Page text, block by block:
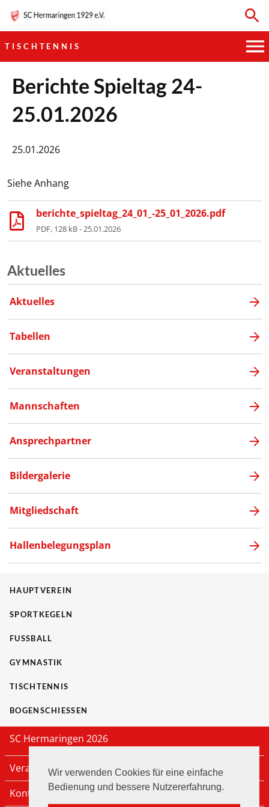
Wir verwenden Cookies für eine einfache
Bedienung und bessere Nutzererfahrung.
TISCHTENNIS
HAUPTVEREIN
SPORTKEGELN
TISCHTENNIS
BOGENSCHIESSEN
Berichte Spieltag 24-
25.01.2026
25.01.2026
Siehe Anhang
berichte_spieltag_24_01_-25_01_2026.pdf
PDF, 128 kB - 25.01.2026
Aktuelles
Aktuelles
Tabellen
Veranstaltungen
Mannschaften
Ansprechpartner
Bildergalerie
Mitgliedschaft
Hallenbelegungsplan
HAUPTVEREIN
SPORTKEGELN
FUSSBALL
GYMNASTIK
TISCHTENNIS
BOGENSCHIESSEN
SC Hermaringen 2026
Veranstaltungen
Kontakt